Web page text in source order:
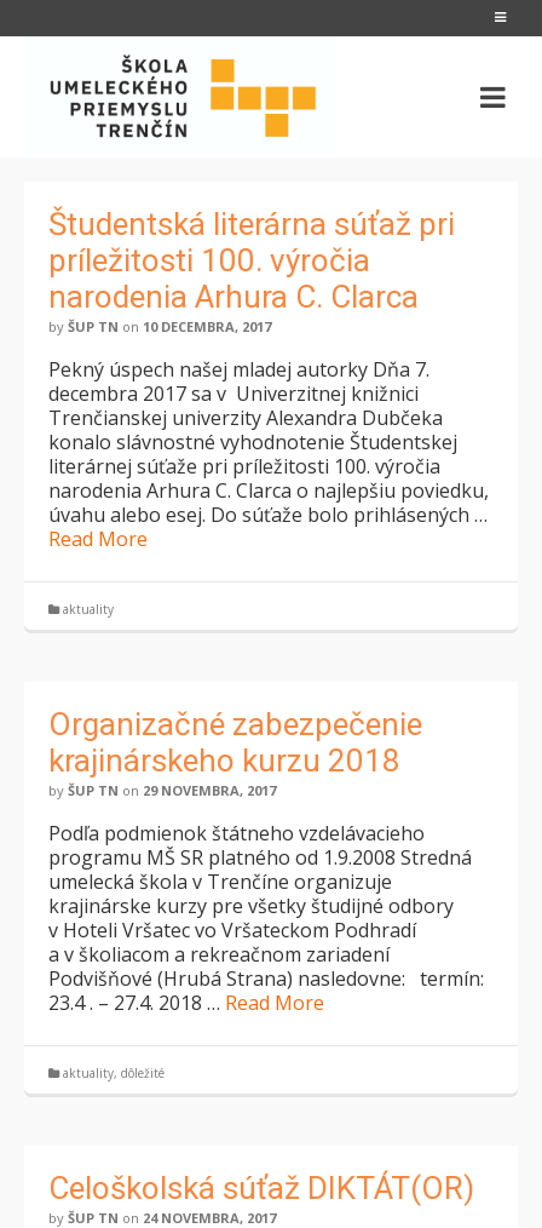
Študentská literárna súťaž pri
príležitosti 100. výročia
narodenia Arhura C. Clarca
by ŠUP TN on 10 DECEMBRA, 2017
Pekný úspech našej mladej autorky Dňa 7.
decembra 2017 sa v Univerzitnej knižnici
Trenčianskej univerzity Alexandra Dubčeka
konalo slávnostné vyhodnotenie Študentskej
literárnej súťaže pri príležitosti 100. výročia
narodenia Arhura C. Clarca o najlepšiu poviedku,
úvahu alebo esej. Do súťaže bolo prihlásených …
Read More
aktuality
Organizačné zabezpečenie
krajinárskeho kurzu 2018
by ŠUP TN on 29 NOVEMBRA, 2017
Podľa podmienok štátneho vzdelávacieho
programu MŠ SR platného od 1.9.2008 Stredná
umelecká škola v Trenčíne organizuje
krajinárske kurzy pre všetky študijné odbory
v Hoteli Vršatec vo Vršateckom Podhradí
a v školiacom a rekreačnom zariadení
Podvišňové (Hrubá Strana) nasledovne: termín:
23.4 . – 27.4. 2018 … Read More
aktuality, dôležité
Celoškolská súťaž DIKTÁT(OR)
by ŠUP TN on 24 NOVEMBRA, 2017